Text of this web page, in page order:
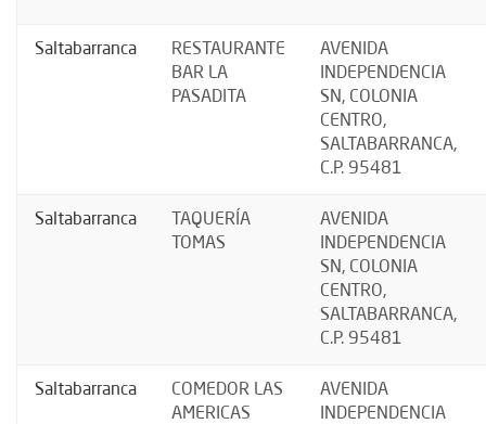
Saltabarranca
RESTAURANTE
BAR LA
PASADITA
AVENIDA
INDEPENDENCIA
SN, COLONIA
CENTRO,
SALTABARRANCA,
C.P. 95481
Saltabarranca
TAQUERÍA
TOMAS
AVENIDA
INDEPENDENCIA
SN, COLONIA
CENTRO,
SALTABARRANCA,
C.P. 95481
Saltabarranca
COMEDOR LAS
AMERICAS
AVENIDA
INDEPENDENCIA